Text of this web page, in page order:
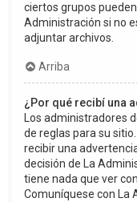
ciertos grupos
Administración si no
adjuntar archivos.
Arriba
¿Por qué recibí una
Los administradores
de reglas para su
recibir una
decisión de La
tiene nada que ver
Comuníquese con La